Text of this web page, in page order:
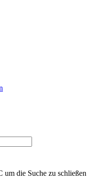
um die Suche zu schließen